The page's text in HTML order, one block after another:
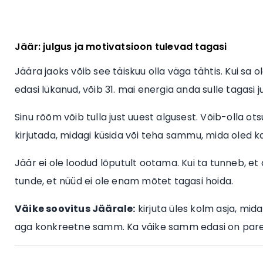
Jäär: julgus ja motivatsioon tulevad tagasi
Jäära jaoks võib see täiskuu olla väga tähtis. Kui sa
edasi lükanud, võib 31. mai energia anda sulle tagasi
Sinu rõõm võib tulla just uuest algusest. Võib-olla
kirjutada, midagi küsida või teha sammu, mida oled
Jäär ei ole loodud lõputult ootama. Kui ta tunneb,
tunde, et nüüd ei ole enam mõtet tagasi hoida.
Väike soovitus Jäärale: kirjuta üles kolm asja,
aga konkreetne samm. Ka väike samm edasi on